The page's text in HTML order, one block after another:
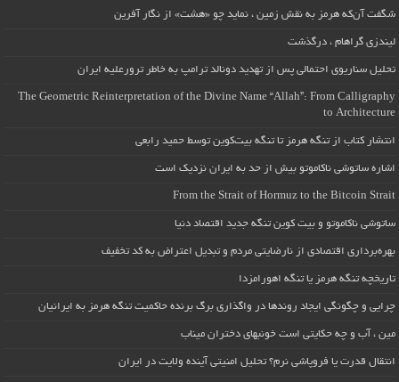
شگفت آن‌که هرمز به نقش زمین ، نماید چو «هشت» از نگار آفرین
لیندزی گراهام ، درگذشت
تحلیل سناریوی احتمالی پس از تهدید دونالد ترامپ به خاطر ترورعلیه ایران
The Geometric Reinterpretation of the Divine Name “Allah”: From Calligraphy
to Architecture
انتشار کتاب از تنگه هرمز تا تنگه بیت‌کوین توسط حمید رابعی
اشاره ساتوشی ناکاموتو بیش از حد به ایران نزدیک است
From the Strait of Hormuz to the Bitcoin Strait
ساتوشی ناکاموتو و بیت کوین تنگه جدید اقتصاد دنیا
بهره‌برداری اقتصادی از نارضایتی مردم و تبدیل اعتراض به کد تخفیف
تاریخچه تنگه هرمز یا تنگه اهورامزدا
چرایی و چگونگی ایجاد روندها در واگذاری برگ برنده حاکمیت تنگه هرمز به ایرانیان
مین ، آب و چه حکایتی است خونبهای دختران میناب
انتقال قدرت یا فروپاشی نرم؟ تحلیل امنیتی آینده ولایت در ایران